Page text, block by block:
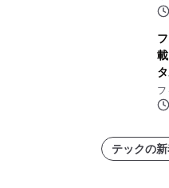
フ
テックの